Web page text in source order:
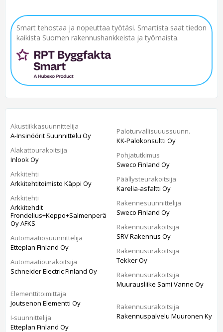
Smart tehostaa ja nopeuttaa työtäsi. Smartista saat tiedon
kaikista Suomen rakennushankkeista ja työmaista.
Akustiikkasuunnittelija
A-Insinöörit Suunnittelu Oy
Alakattourakoitsija
Inlook Oy
Arkkitehti
Arkkitehtitoimisto Käppi Oy
Arkkitehti
Arkkitehdit
Frondelius+Keppo+Salmenperä
Oy AFKS
Automaatiosuunnittelija
Etteplan Finland Oy
Automaatiourakoitsija
Schneider Electric Finland Oy
Elementtitoimittaja
Joutsenon Elementti Oy
I-suunnittelija
Etteplan Finland Oy
Paloturvallisuuussuunn.
KK-Palokonsultti Oy
Pohjatutkimus
Sweco Finland Oy
Päällysteurakoitsija
Karelia-asfaltti Oy
Rakennesuunnittelija
Sweco Finland Oy
Rakennusurakoitsija
SRV Rakennus Oy
Rakennusurakoitsija
Tekker Oy
Rakennusurakoitsija
Muurausliike Sami Vanne Oy
Rakennusurakoitsija
Rakennuspalvelu Muuronen Ky